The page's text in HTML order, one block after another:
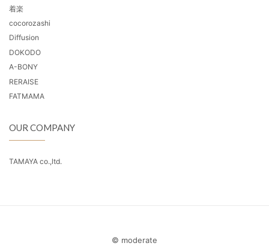
着楽
cocorozashi
Diffusion
DOKODO
A-BONY
RERAISE
FATMAMA
OUR COMPANY
TAMAYA co.,ltd.
© moderate